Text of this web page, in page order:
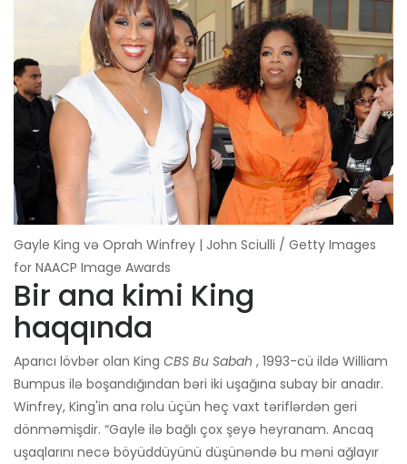
Gayle King və Oprah Winfrey | John Sciulli / Getty Images
for NAACP Image Awards
Bir ana kimi King
haqqında
Aparıcı lövbər olan King CBS Bu Sabah , 1993-cü ildə William
Bumpus ilə boşandığından bəri iki uşağına subay bir anadır.
Winfrey, King'in ana rolu üçün heç vaxt təriflərdən geri
dönməmişdir. “Gayle ilə bağlı çox şeyə heyranam. Ancaq
uşaqlarını necə böyüddüyünü düşünəndə bu məni ağlayır